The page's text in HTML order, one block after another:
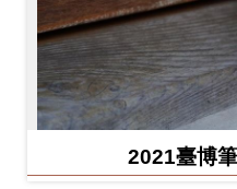
2021臺博